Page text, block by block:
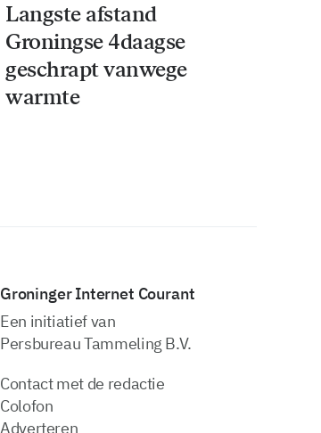
Langste afstand
Groningse 4daagse
geschrapt vanwege
warmte
Groninger Internet Courant
Een initiatief van
Persbureau Tammeling B.V.
Contact met de redactie
Colofon
Adverteren